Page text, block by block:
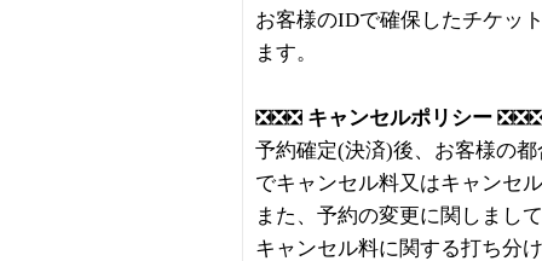
お客様のIDで確保したチケッ
ます。
❎❎❎ キャンセルポリシー
予約確定(決済)後、お客様の
でキャンセル料又はキャンセ
また、予約の変更に関しまし
キャンセル料に関する打ち分